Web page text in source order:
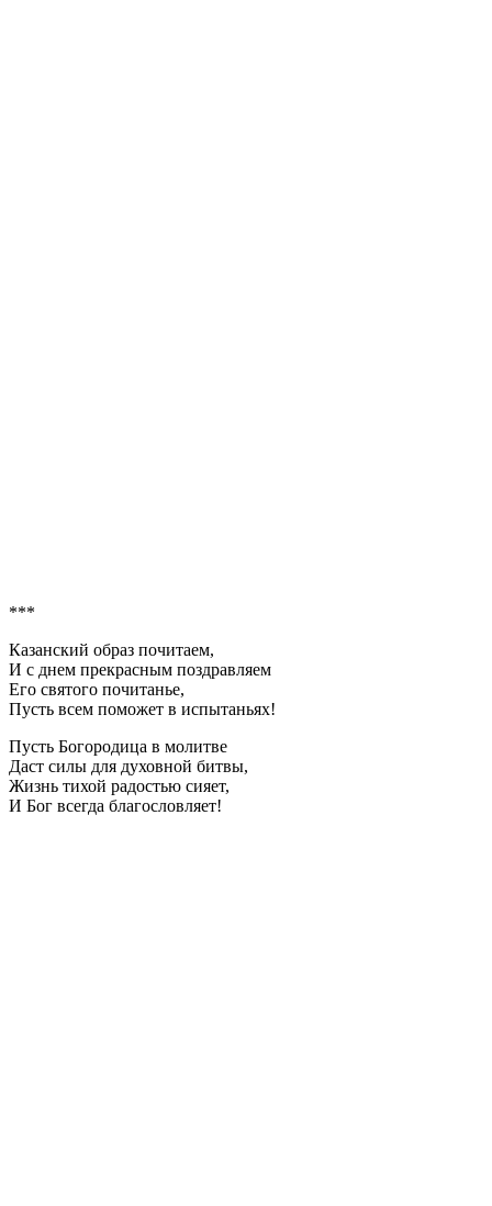
***
Казанский образ почитаем,
И с днем прекрасным поздравляем
Его святого почитанье,
Пусть всем поможет в испытаньях!
Пусть Богородица в молитве
Даст силы для духовной битвы,
Жизнь тихой радостью сияет,
И Бог всегда благословляет!